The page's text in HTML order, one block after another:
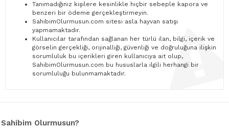
Tanımadığınız kişilere kesinlikle hiçbir sebeple kapora ve
benzeri bir ödeme gerçekleştirmeyin.
SahibimOlurmusun.com sitesi asla hayvan satışı
yapmamaktadır.
Kullanıcılar tarafından sağlanan her türlü ilan, bilgi, içerik ve
görselin gerçekliği, orijinalliği, güvenliği ve doğruluğuna ilişkin
sorumluluk bu içerikleri giren kullanıcıya ait olup,
SahibimOlurmusun.com bu hususlarla ilgili herhangi bir
sorumluluğu bulunmamaktadır.
Sahibim Olurmusun?